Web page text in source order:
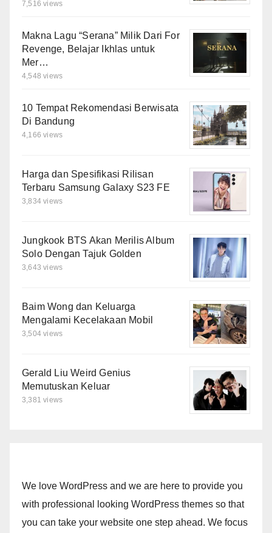
7,516 views
Makna Lagu “Serana” Milik Dari For
Revenge, Belajar Ikhlas untuk
Mer…
4,548 views
10 Tempat Rekomendasi Berwisata
Di Bandung
4,166 views
Harga dan Spesifikasi Rilisan
Terbaru Samsung Galaxy S23 FE
3,834 views
Jungkook BTS Akan Merilis Album
Solo Dengan Tajuk Golden
3,643 views
Baim Wong dan Keluarga
Mengalami Kecelakaan Mobil
3,504 views
Gerald Liu Weird Genius
Memutuskan Keluar
3,381 views
We love WordPress and we are here to provide you
with professional looking WordPress themes so that
you can take your website one step ahead. We focus